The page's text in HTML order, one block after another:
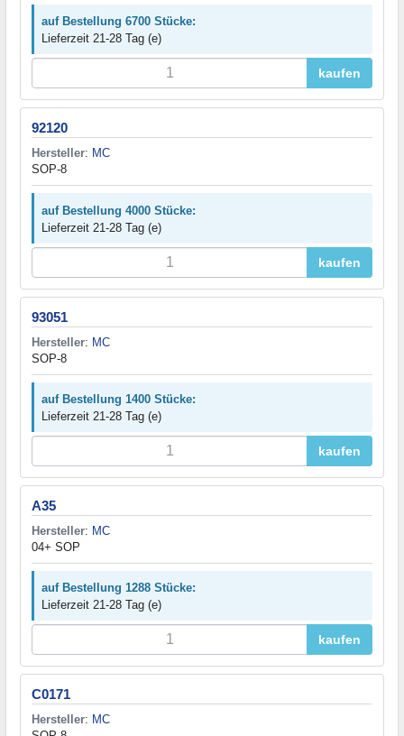
auf Bestellung 6700 Stücke:
Lieferzeit 21-28 Tag (e)
kaufen
92120
Hersteller: MC
SOP-8
auf Bestellung 4000 Stücke:
Lieferzeit 21-28 Tag (e)
kaufen
93051
Hersteller: MC
SOP-8
auf Bestellung 1400 Stücke:
Lieferzeit 21-28 Tag (e)
kaufen
A35
Hersteller: MC
04+ SOP
auf Bestellung 1288 Stücke:
Lieferzeit 21-28 Tag (e)
kaufen
C0171
Hersteller: MC